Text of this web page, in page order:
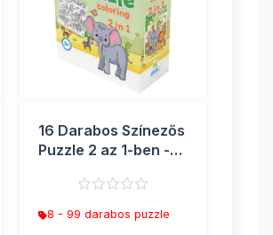
16 Darabos Színezős
Puzzle 2 az 1-ben -
8 - 99 darabos puzzle